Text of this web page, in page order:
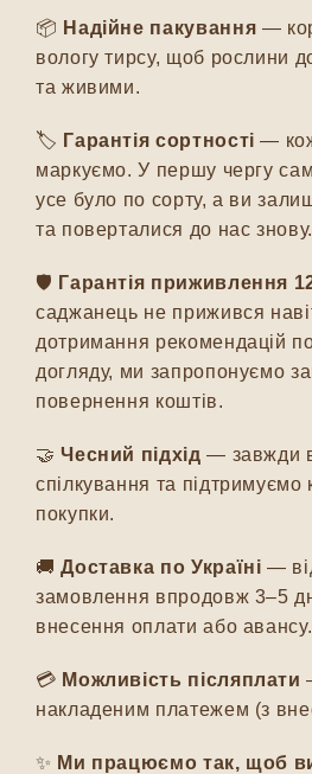
📦 Надійне пакування —
вологу тирсу, щоб рослини
та живими.
🏷️ Гарантія сортності —
маркуємо. У першу чергу
усе було по сорту, а ви
та поверталися до нас знову.
🛡️ Гарантія приживлення
саджанець не прижився
дотримання рекомендацій
догляду, ми запропонуємо
повернення коштів.
🤝Чесний підхід — завжди
спілкування та підтримуємо
покупки.
🚚Доставка по Україні —
замовлення впродовж 3–5
внесення оплати або авансу.
💳 Можливість післяплати
накладеним платежем (з
✨ Ми працюємо так, щоб